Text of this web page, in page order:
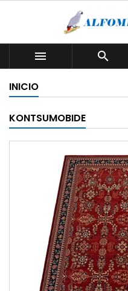
 
INICIO
KONTSUMOBIDE